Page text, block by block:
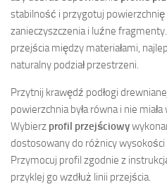
stabilność i przygotuj powierzchnię
zanieczyszczenia i luźne
przejścia między materiałami,
naturalny podział przestrzeni.
Przytnij krawędź podłogi
powierzchnia była równa i nie
Wybierz profil przejściowy
dostosowany do różnicy wysokości
Przymocuj profil zgodnie z
przyklej go wzdłuż linii przejścia.